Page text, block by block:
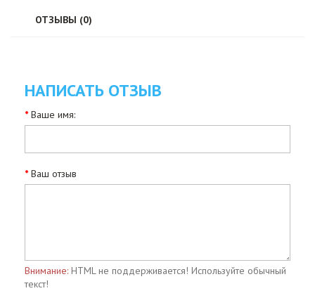
ОТЗЫВЫ (0)
НАПИСАТЬ ОТЗЫВ
Ваше имя:
Ваш отзыв
Внимание: HTML не поддерживается! Используйте обычный
текст!